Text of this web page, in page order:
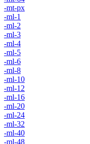
-mt-px
-ml-1
-ml-2
-ml-3
-ml-4
-ml-5
-ml-6
-ml-8
-ml-10
-ml-12
-ml-16
-ml-20
-ml-24
-ml-32
-ml-40
-ml-48